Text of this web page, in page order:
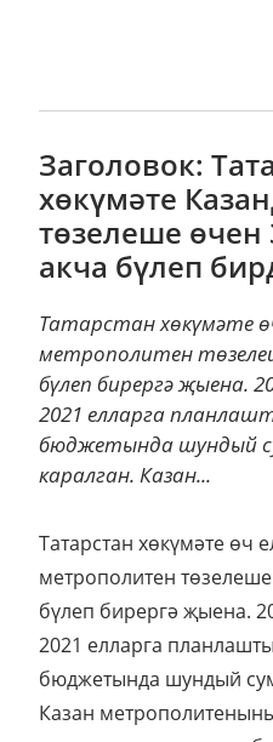
Заголовок:
хөкүмәте
төзелеше өчен
акча бүлеп
Татарстан хөкүмәте
метрополитен
бүлеп бирергә җыена.
2021 елларга
бюджетында шундый
каралган. Казан...
Татарстан хөкүмәте өч
метрополитен
бүлеп бирергә җыена.
2021 елларга
бюджетында шундый
Казан